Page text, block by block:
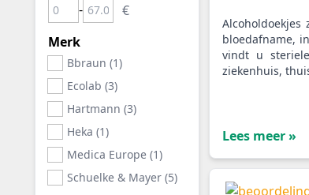
-
Merk
Bbraun (1)
Ecolab (3)
Hartmann (3)
Heka (1)
Medica Europe (1)
Schuelke & Mayer (5)
bloedafname,
vindt u
ziekenhuis,
Lees meer »